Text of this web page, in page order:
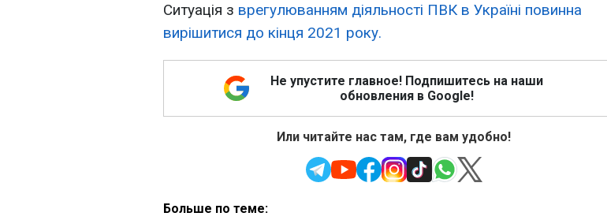
Ситуація з врегулюванням діяльності ПВК в Україні повинна
вирішитися до кінця 2021 року.
Не упустите главное! Подпишитесь на наши
обновления в Google!
Или читайте нас там, где вам удобно!
Больше по теме: